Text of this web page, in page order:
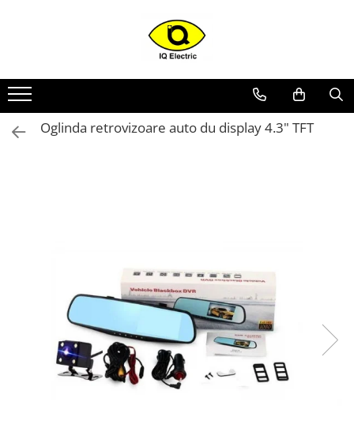
Arduino
Senzori Arduino
Surse miniatura pentru
Conectica Arduino
Drivere de motor
Oglinda retrovizoare auto du display 4.3" TFT